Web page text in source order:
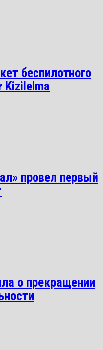
беспилотного
Kizilelma
провел первый
о прекращении